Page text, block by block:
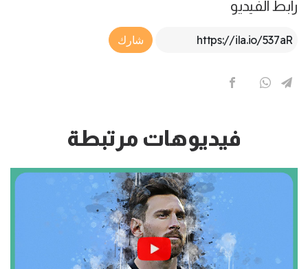
رابط الفيديو
Article Link
شارك
فيديوهات مرتبطة